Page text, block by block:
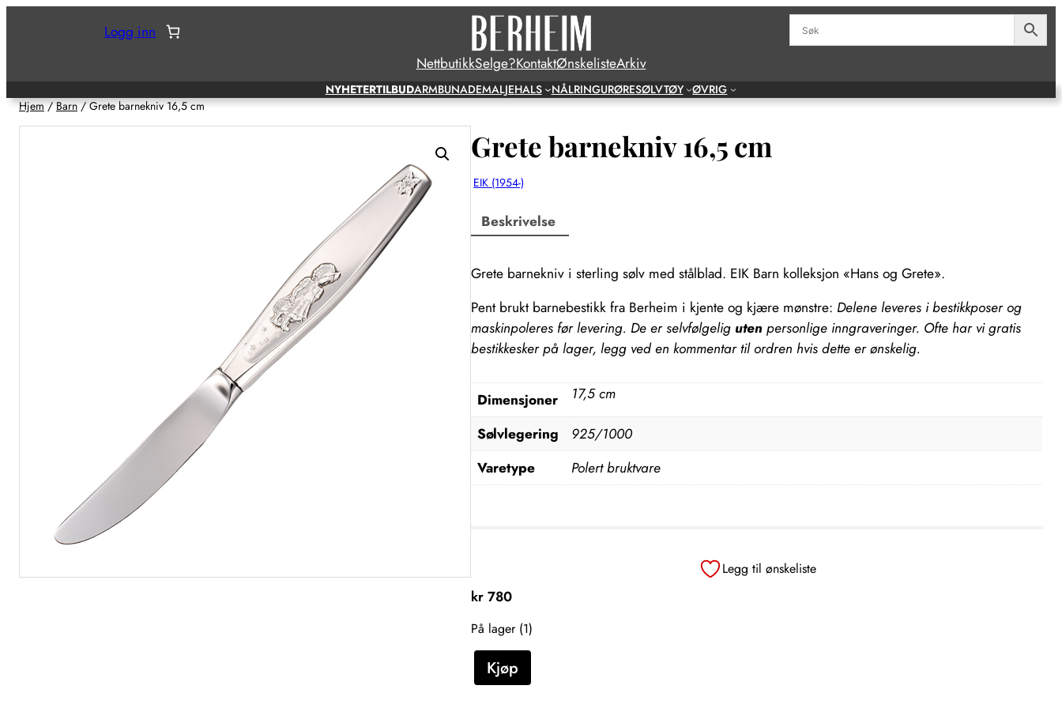
Logg inn
NettbutikkSelge?KontaktØnskelisteArkiv
NYHETERTILBUDARMBUNADEMALJEHALS NÅLRINGURØRESØLVTØY ØVRIG
Hjem/Barn/ Grete barnekniv 16,5 cm
Grete barnekniv 16,5 cm
EIK (1954-)
Beskrivelse
Grete barnekniv i sterling sølv med stålblad. EIK Barn kolleksjon «Hans og Grete».
Pent brukt barnebestikk fra Berheim i kjente og kjære mønstre: Delene leveres i bestikkposer og
maskinpoleres før levering. De er selvfølgelig utenpersonlige inngraveringer. Ofte har vi gratis
bestikkesker på lager, legg ved en kommentar til ordren hvis dette er ønskelig.
Dimensjoner
17,5 cm
Sølvlegering
925/1000
Varetype
Polert bruktvare
Legg til ønskeliste
kr780
På lager (1)
G
r
Kjøp